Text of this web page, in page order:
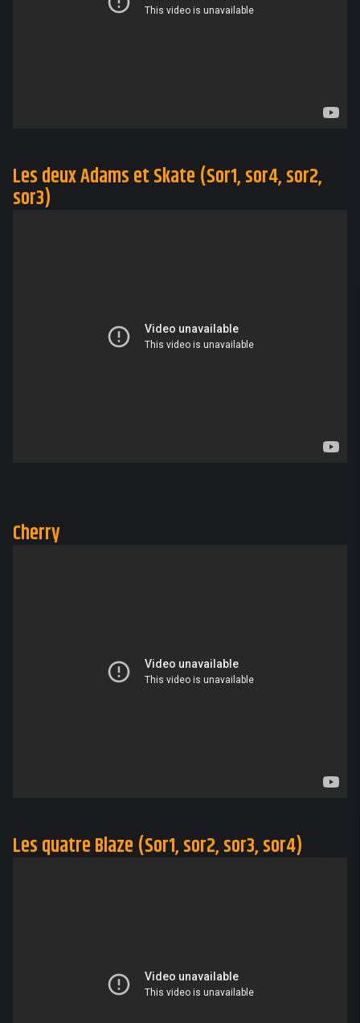
Les deux Adams et Skate (Sor1, sor4, sor2,
sor3)
Cherry
Les quatre Blaze (Sor1, sor2, sor3, sor4)